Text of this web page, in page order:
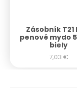
Zásobník T21
penové mydo
biely
7,03 €